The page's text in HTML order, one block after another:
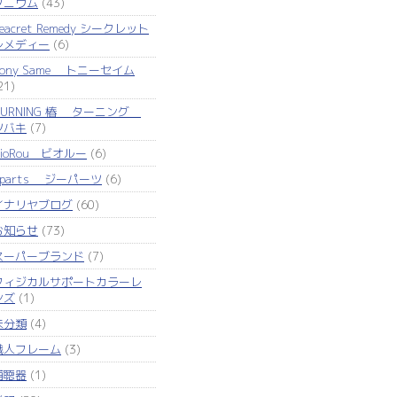
Remedy シークレット
メディー (6)
Same トニーセイム
椿 ターニング
バキ (7)
ビオルー (6)
ジーパーツ (6)
ナリヤブログ (60)
知らせ (73)
ーパーブランド (7)
ィジカルサポートカラーレ
ズ (1)
分類 (4)
人フレーム (3)
聴器 (1)